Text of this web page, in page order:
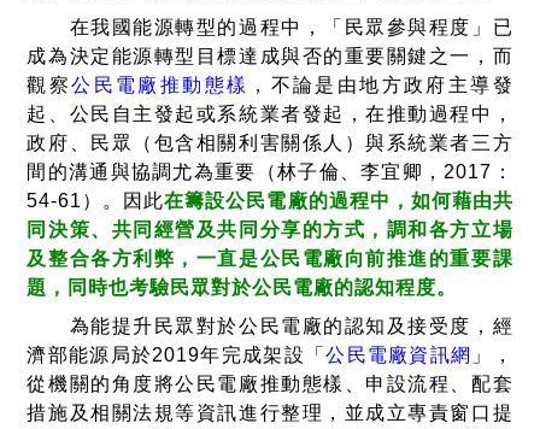
在我國能源轉型的過程中，「民眾參與程度」已
成為決定能源轉型目標達成與否的重要關鍵之一，而
觀察公民電廠推動態樣 ，不論是由地方政府主導發
起、公民自主發起或系統業者發起，在推動過程中，
政府、民眾（包含相關利害關係人）與系統業者三方
間的溝通與協調尤為重要（林子倫、李宜卿，2017：
54-61）。因此在籌設公民電廠的過程中，如何藉由共
同決策、共同經營及共同分享的方式，調和各方立場
及整合各方利弊，一直是公民電廠向前推進的重要課
題，同時也考驗民眾對於公民電廠的認知程度。
為能提升民眾對於公民電廠的認知及接受度，經
濟部能源局於2019年完成架設「公民電廠資訊網 」，
從機關的角度將公民電廠推動態樣、申設流程、配套
措施及相關法規等資訊進行整理，並成立專責窗口提